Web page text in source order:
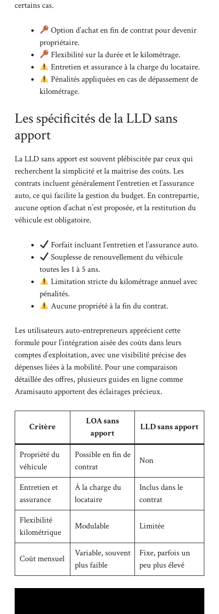
certains cas.
Option d’achat en fin de contrat pour devenir
propriétaire.
Flexibilité sur la durée et le kilométrage.
Entretien et assurance à la charge du locataire.
Pénalités appliquées en cas de dépassement de
kilométrage.
Les spécificités de la LLD sans
apport
La LLD sans apport est souvent plébiscitée par ceux qui
recherchent la simplicité et la maîtrise des coûts. Les
contrats incluent généralement l’entretien et l’assurance
auto, ce qui facilite la gestion du budget. En contrepartie,
aucune option d’achat n’est proposée, et la restitution du
véhicule est obligatoire.
Forfait incluant l’entretien et l’assurance auto.
Souplesse de renouvellement du véhicule
toutes les 1 à 5 ans.
Limitation stricte du kilométrage annuel avec
pénalités.
Aucune propriété à la fin du contrat.
Les utilisateurs auto-entrepreneurs apprécient cette
formule pour l’intégration aisée des coûts dans leurs
comptes d’exploitation, avec une visibilité précise des
dépenses liées à la mobilité. Pour une comparaison
détaillée des offres, plusieurs guides en ligne comme
Aramisautoapportent des éclairages précieux.
Critère
LOA sans
apport
LLD sans apport
Propriété du
véhicule
Possible en fin de
contrat
Non
Entretien et
assurance
À la charge du
locataire
Inclus dans le
contrat
Flexibilité
kilométrique
Modulable Limitée
Coût mensuel
Variable, souvent
plus faible
Fixe, parfois un
peu plus élevé